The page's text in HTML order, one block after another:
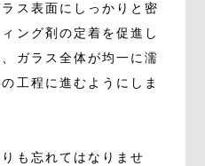
ス表面にしっかりと密
ング剤の定着を促進し
ガラス全体が均一に濡
工程に進むようにしま
も忘れてはなりませ